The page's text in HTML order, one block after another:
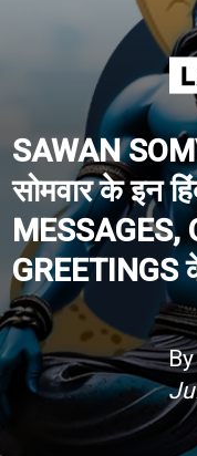
SAWAN
सोमवार के इन
MESSAGES,
GREETINGS